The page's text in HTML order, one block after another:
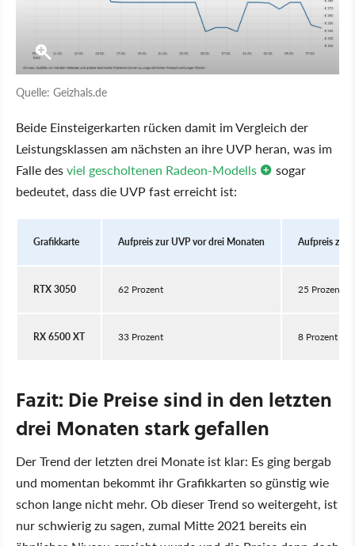
Quelle: Geizhals.de
Beide Einsteigerkarten rücken damit im Vergleich der
Leistungsklassen am nächsten an ihre UVP heran, was im
Falle desviel gescholtenen Radeon-Modells
sogar
bedeutet, dass die UVP fast erreicht ist:
Grafikkarte Aufpreis zur UVP vor drei Monaten Aufpreis zur
RTX 3050 62 Prozent 25 Prozent
RX 6500 XT 33 Prozent 8 Prozent
Fazit: Die Preise sind in den letzten
drei Monaten stark gefallen
Der Trend der letzten drei Monate ist klar: Es ging bergab
und momentan bekommt ihr Grafikkarten so günstig wie
schon lange nicht mehr. Ob dieser Trend so weitergeht, ist
nur schwierig zu sagen, zumal Mitte 2021 bereits ein